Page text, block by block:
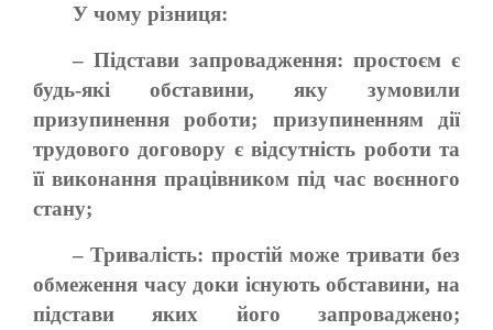
У чому різниця:
– Підстави запровадження: простоєм є
будь-які обставини, яку зумовили
призупинення роботи; призупиненням дії
трудового договору є відсутність роботи та
її виконання працівником під час воєнного
стану;
– Тривалість: простій може тривати без
обмеження часу доки існують обставини, на
підстави яких його запроваджено;